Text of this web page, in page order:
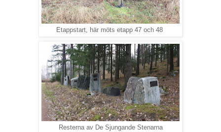
Etappstart, här möts etapp 47 och 48
Resterna av De Sjungande Stenarna